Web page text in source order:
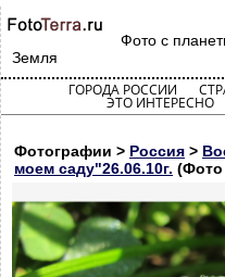
Фото с
Земля
ГОРОДА РОССИИ
ЭТО ИНТЕРЕСНО
Фотографии > Россия >
моем саду"26.06.10г.